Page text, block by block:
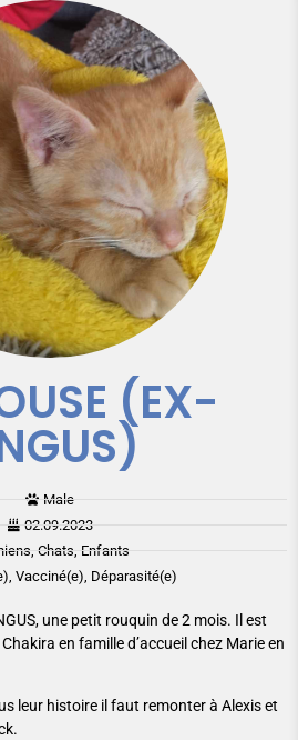
(EX-
Male
02.09.2023
Chats, Enfants
Vacciné(e), Déparasité(e)
une petit rouquin de 2 mois. Il est
en famille d’accueil chez Marie en
leur histoire il faut remonter à Alexis et